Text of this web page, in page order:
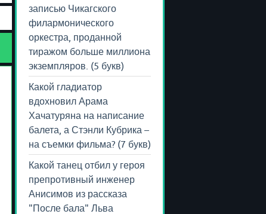
записью Чикагского
филармонического
оркестра, проданной
тиражом больше миллиона
экземпляров. (5 букв)
Какой гладиатор
вдохновил Арама
Хачатуряна на написание
балета, а Стэнли Кубрика –
на съемки фильма? (7 букв)
Какой танец отбил у героя
препротивный инженер
Анисимов из рассказа
"После бала" Льва